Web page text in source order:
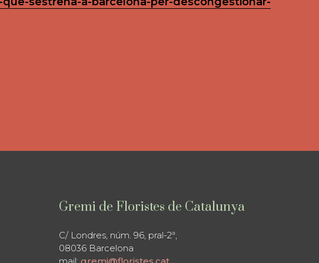
Gremi de Floristes de Catalunya
C/ Londres, núm. 96, pral-2ª,
08036 Barcelona